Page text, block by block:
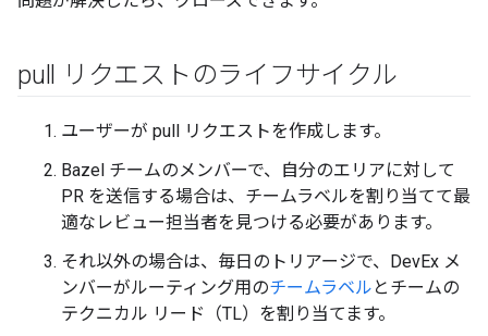
pull リクエストのライフサイクル
ユーザーが pull リクエストを作成します。
Bazel チームのメンバーで、自分のエリアに対して
PR を送信する場合は、チームラベルを割り当てて最
適なレビュー担当者を見つける必要があります。
それ以外の場合は、毎日のトリアージで、DevEx メ
ンバーがルーティング用のチームラベル とチームの
テクニカル リード（TL）を割り当てます。